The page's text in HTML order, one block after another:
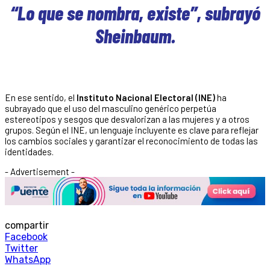
“Lo que se nombra, existe”, subrayó
Sheinbaum.
En ese sentido, el Instituto Nacional Electoral (INE)ha
subrayado que el uso del masculino genérico perpetúa
estereotipos y sesgos que desvalorizan a las mujeres y a otros
grupos. Según el INE, un lenguaje incluyente es clave para reflejar
los cambios sociales y garantizar el reconocimiento de todas las
identidades.
- Advertisement -
compartir
Facebook
Twitter
WhatsApp